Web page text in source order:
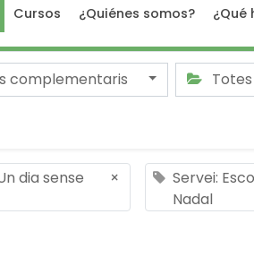
Cursos ¿Quiénes somos? ¿Qué
complementaris
dia sense
×
Servei:
Nadal